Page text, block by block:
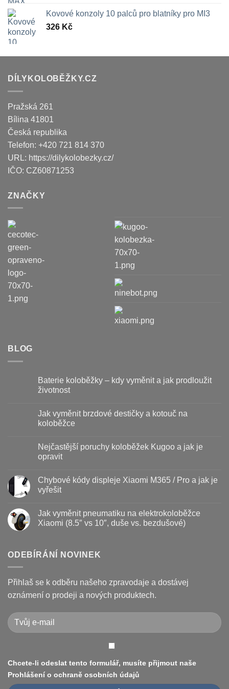
Kovové konzoly 10 palců pro blatníky pro MI3
326 Kč
DÍLYKOLOBĚŽKY.CZ
Pražská 261
Bílina 41801
Česká republika
Telefon: +420 721 814 370
URL: https://dilykolobezky.cz/
IČO: CZ60871253
ZNAČKY
BLOG
Baterie koloběžky – kdy vyměnit a jak prodloužit
životnost
textu
s
koloběžky
kdy
jak
prodloužit
životnost
Jak vyměnit brzdové destičky a kotouč na
koloběžce
u
textu
s
vyměnit
brzdové
destičky
na
koloběžce
Nejčastější poruchy koloběžek Kugoo a jak je
opravit
u
textu
s
poruchy
koloběžek
Kugoo
opravit
Chybové kódy displeje Xiaomi M365 / Pro a jak je
vyřešit
textu
s
displeje
Xiaomi
Pro
a
jak
je
Jak vyměnit pneumatiku na elektrokoloběžce
Xiaomi (8.5″ vs 10″, duše vs. bezdušové)
textu
s
vyměnit
pneumatiku
na
elektrokoloběžce
(8.5″
vs
10″,
duše
ODEBÍRÁNÍ NOVINEK
Přihlaš se k odběru našeho zpravodaje a dostávej
oznámení o prodeji a nových produktech.
Chcete-li odeslat tento formulář, musíte přijmout naše
Prohlášení o ochraně osobních údajů